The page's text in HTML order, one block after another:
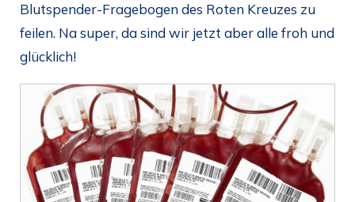
Blutspender-Fragebogen des Roten Kreuzes zu
feilen. Na super, da sind wir jetzt aber alle froh und
glücklich!